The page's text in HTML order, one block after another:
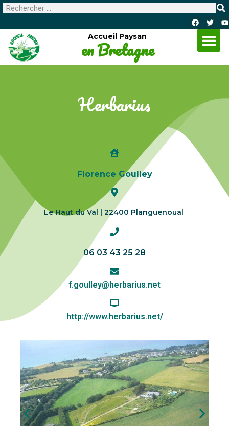
Accueil Paysan
en Bretagne
Herbarius
Florence Goulley
Le Haut du Val | 22400 Planguenoual
06 03 43 25 28
f.goulley@herbarius.net
http://www.herbarius.net/